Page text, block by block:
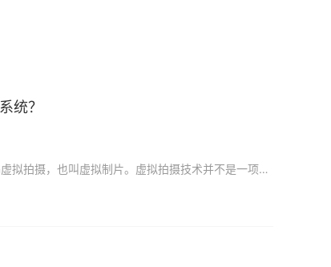
统？
如果要问在过去的一年中，有什么能引起影视行业重点关注的技术，那肯定是 Virtual Production虚拟拍摄，也叫虚拟制片。虚拟拍摄技术并不是一项新的技术，《疾速备战》《权力的游戏》《西部世界》